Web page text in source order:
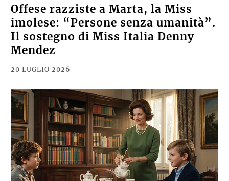
Offese razziste a Marta, la Miss
imolese: “Persone senza umanità”.
Il sostegno di Miss Italia Denny
Mendez
20 LUGLIO 2026